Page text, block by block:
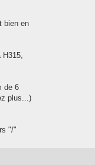
bien en
de 6
plus...)
"/"